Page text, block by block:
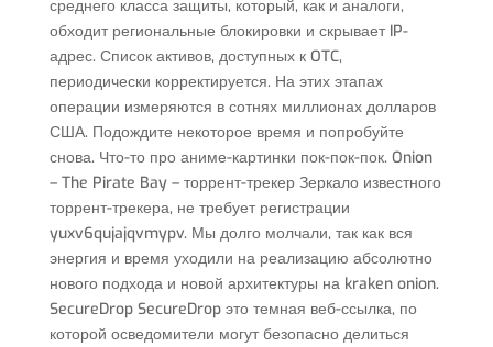
среднего класса защиты, который, как и аналоги,
обходит региональные блокировки и скрывает IP-
адрес. Список активов, доступных к OTC,
периодически корректируется. На этих этапах
операции измеряются в сотнях миллионах долларов
США. Подождите некоторое время и попробуйте
снова. Что-то про аниме-картинки пок-пок-пок. Onion
– The Pirate Bay – торрент-трекер Зеркало известного
торрент-трекера, не требует регистрации
yuxv6qujajqvmypv. Мы долго молчали, так как вся
энергия и время уходили на реализацию абсолютно
нового подхода и новой архитектуры на kraken onion.
SecureDrop SecureDrop это темная веб-ссылка, по
которой осведомители могут безопасно делиться